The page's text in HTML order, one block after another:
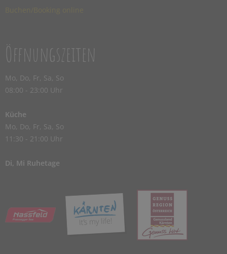
Öffnungszeiten
Mo, Do, Fr, Sa, So
08:00 - 23:00 Uhr
Küche
Mo, Do, Fr, Sa, So
11:30 - 21:00 Uhr
Di, Mi Ruhetage